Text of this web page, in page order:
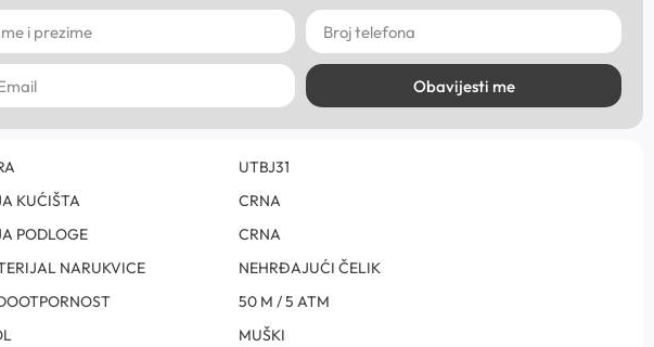
Obavijesti me
UTBJ31
KUĆIŠTA
CRNA
PODLOGE
CRNA
NARUKVICE
NEHRĐAJUĆI ČELIK
50 M / 5 ATM
MUŠKI